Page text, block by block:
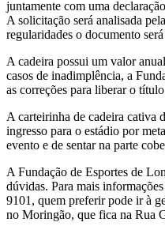
juntamente com uma
A solicitação será analisada
regularidades o documento
A cadeira possui um valor
casos de inadimplência, a
as correções para liberar o
A carteirinha de cadeira cativa
ingresso para o estádio por
evento e de sentar na parte
A Fundação de Esportes de
dúvidas. Para mais
9101, quem preferir pode ir à
no Moringão, que fica na Rua